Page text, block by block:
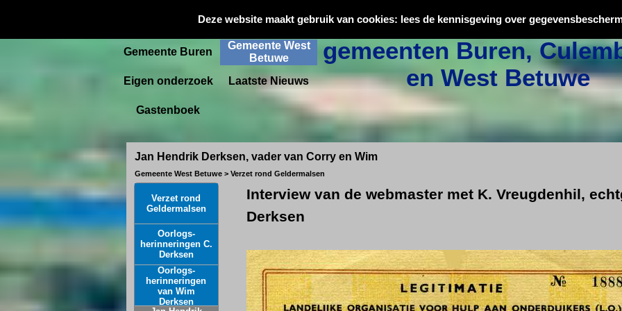
Deze website maakt gebruik van cookies: lees de kennisgeving over
Oorlogsslachtoffers
gemeenten Buren,
en West Betuwe
Gemeente
Culemborg
Gemeente Buren
Gemeente West
Betuwe
Eigen onderzoek
Laatste Nieuws
Gastenboek
Jan Hendrik Derksen, vader van Corry en Wim
Gemeente West Betuwe > Verzet rond Geldermalsen
Interview van de webmaster met K. Vreugdenhil,
Derksen
Verzet rond
Geldermalsen
Oorlogs-
herinneringen C.
Derksen
Oorlogs-
herinneringen
van Wim
Derksen